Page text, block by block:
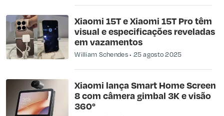
Xiaomi 15T e Xiaomi 15T Pro têm
visual e especificações reveladas
em vazamentos
William Schendes 25 agosto 2025
Xiaomi lança Smart Home Screen
8 com câmera gimbal 3K e visão
360°